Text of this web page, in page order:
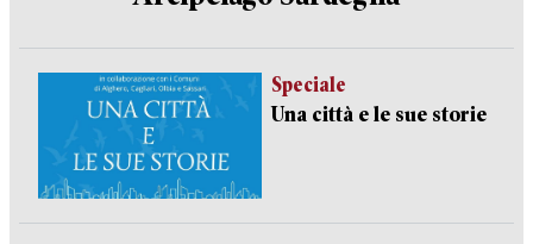
Speciale
Una città e le sue storie